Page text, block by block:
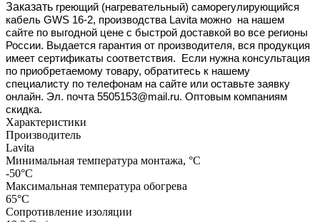
Заказать греющий (нагревательный) саморегулирующийся
кабель GWS 16-2, производства Lavita можно на нашем
сайте по выгодной цене с быстрой доставкой во все регионы
России. Выдается гарантия от производителя, вся продукция
имеет сертификаты соответствия. Если нужна консультация
по приобретаемому товару, обратитесь к нашему
специалисту по телефонам на сайте или оставьте заявку
онлайн. Эл. почта 5505153@mail.ru. Оптовым компаниям
скидка.
Характеристики
Производитель
Lavita
Минимальная температура монтажа, °С
-50°C
Максимальная температура обогрева
65°C
Сопротивление изоляции